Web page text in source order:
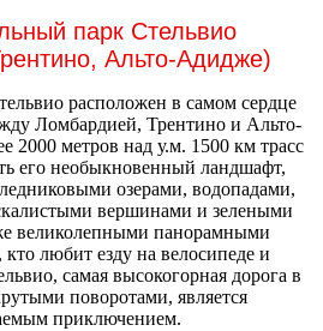
парк Стельвио
Альто-Адидже)
расположен в самом сердце
Ломбардией, Трентино и Альто-
2000 метров над у.м. 1500 км трасс
его необыкновенный ландшафт,
озерами, водопадами,
вершинами и зелеными
великолепными панорамными
любит езду на велосипеде и
самая высокогорная дорога в
поворотами, является
приключением.